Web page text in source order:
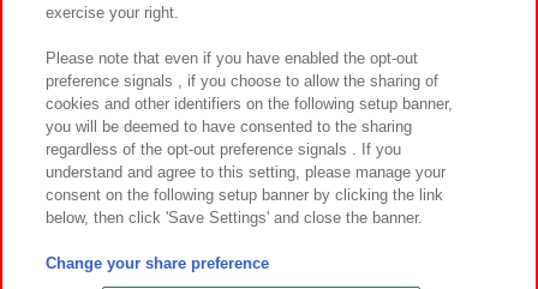
お取引先さまとともに
カスタマーハラスメント対応方針 よくあるご質問・お問い合わせ
©Bandai Namco Amusement Inc.
©Bandai Namco Amusement Lab Inc.
exercise your right.
Please note that even if you have enabled the opt-out
preference signals , if you choose to allow the sharing of
cookies and other identifiers on the following setup banner,
you will be deemed to have consented to the sharing
regardless of the opt-out preference signals . If you
understand and agree to this setting, please manage your
consent on the following setup banner by clicking the link
below, then click 'Save Settings' and close the banner.
Change your share preference